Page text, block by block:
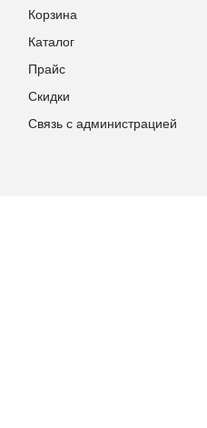
Корзина
Каталог
Прайс
Скидки
Связь с администрацией